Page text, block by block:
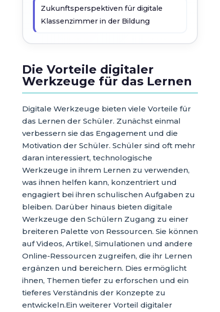
Zukunftsperspektiven für digitale
Klassenzimmer in der Bildung
Die Vorteile digitaler
Werkzeuge für das Lernen
Digitale Werkzeuge bieten viele Vorteile für
das Lernen der Schüler. Zunächst einmal
verbessern sie das Engagement und die
Motivation der Schüler. Schüler sind oft mehr
daran interessiert, technologische
Werkzeuge in ihrem Lernen zu verwenden,
was ihnen helfen kann, konzentriert und
engagiert bei ihren schulischen Aufgaben zu
bleiben. Darüber hinaus bieten digitale
Werkzeuge den Schülern Zugang zu einer
breiteren Palette von Ressourcen. Sie können
auf Videos, Artikel, Simulationen und andere
Online-Ressourcen zugreifen, die ihr Lernen
ergänzen und bereichern. Dies ermöglicht
ihnen, Themen tiefer zu erforschen und ein
tieferes Verständnis der Konzepte zu
entwickeln.Ein weiterer Vorteil digitaler